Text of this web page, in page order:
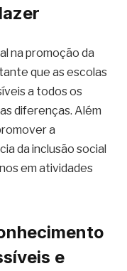
na promoção da
que as escolas
a todos os
diferenças. Além
a
da inclusão social
em atividades
e